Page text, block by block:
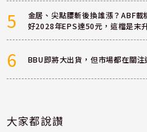
5
金居、尖點腰斬後換誰漲？ABF
好2028年EPS達50元，這檔是末
6 BBU即將大出貨，但市場都在關注
大家都說讚